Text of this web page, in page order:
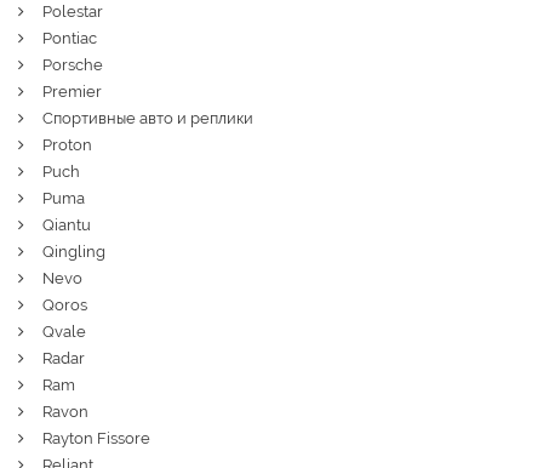
Polestar
Pontiac
Porsche
Premier
Спортивные авто и реплики
Proton
Puch
Puma
Qiantu
Qingling
Nevo
Qoros
Qvale
Radar
Ram
Ravon
Rayton Fissore